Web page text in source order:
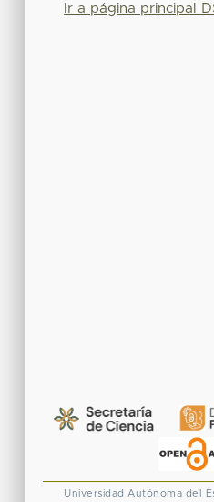
Ir a página principal
Universidad Autónoma del